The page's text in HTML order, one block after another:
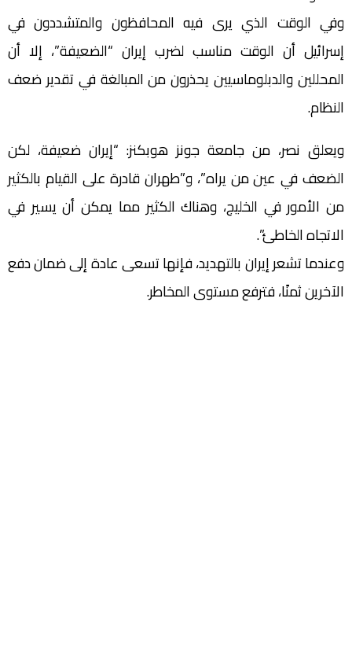
وفي الوقت الذي يرى فيه المحافظون والمتشددون في
إسرائيل أن الوقت مناسب لضرب إيران “الضعيفة”، إلا أن
المحللين والدبلوماسيين يحذرون من المبالغة في تقدير ضعف
النظام.
ويعلق نصر، من جامعة جونز هوبكنز: “إيران ضعيفة، لكن
الضعف في عين من يراه”، و”طهران قادرة على القيام بالكثير
من الأمور في الخليج، وهناك الكثير مما يمكن أن يسير في
الاتجاه الخاطئ”.
وعندما تشعر إيران بالتهديد، فإنها تسعى عادة إلى ضمان دفع
الآخرين ثمنًا، فترفع مستوى المخاطر.